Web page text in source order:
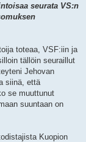
seurata VS:n
toteaa, VSF:iin ja
tällöin seuraillut
Jehovan
siinä, että
se muuttunut
suuntaan on
Kuopion